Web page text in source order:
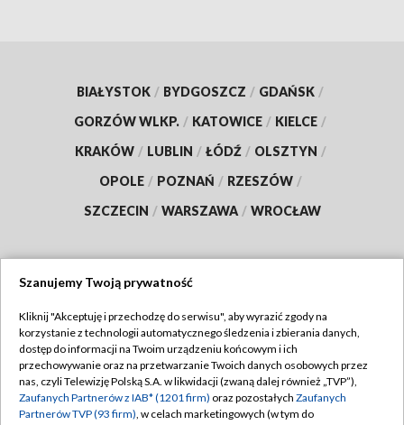
BIAŁYSTOK / BYDGOSZCZ / GDAŃSK /
GORZÓW WLKP. / KATOWICE / KIELCE /
KRAKÓW / LUBLIN / ŁÓDŹ / OLSZTYN /
OPOLE / POZNAŃ / RZESZÓW /
SZCZECIN / WARSZAWA / WROCŁAW
TVP
Abonament TVP
Emisja w TVP
Regulamin TVP
Polityka prywatności
Szanujemy Twoją prywatność
Kliknij "Akceptuję i przechodzę do serwisu", aby wyrazić zgody na
korzystanie z technologii automatycznego śledzenia i zbierania danych,
dostęp do informacji na Twoim urządzeniu końcowym i ich
przechowywanie oraz na przetwarzanie Twoich danych osobowych przez
nas, czyli Telewizję Polską S.A. w likwidacji (zwaną dalej również „TVP”),
Zaufanych Partnerów z IAB* (1201 firm) oraz pozostałych Zaufanych
Partnerów TVP (93 firm), w celach marketingowych (w tym do